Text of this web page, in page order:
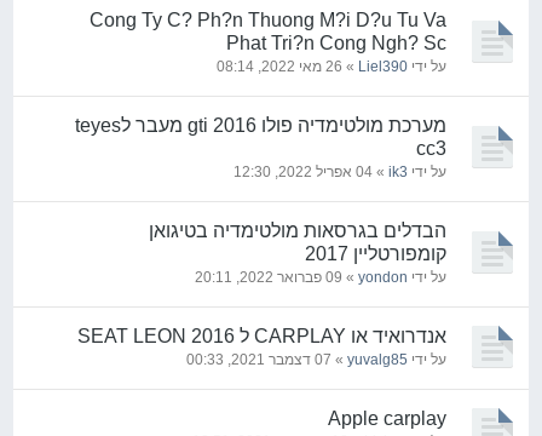
Cong Ty C? Ph?n Thuong M?i D?u Tu Va
Phat Tri?n Cong Ngh? Sc
על ידיLiel390 » 26 מאי 2022, 08:14
מערכת מולטימדיה פולו gti 2016 מעבר לteyes
cc3
על ידי ik3 » 04 אפריל 2022, 12:30
הבדלים בגרסאות מולטימדיה בטיגואן
קומפורטליין 2017
על ידי yondon » 09 פברואר 2022, 20:11
אנדרואיד או CARPLAY ל SEAT LEON 2016
על ידי yuvalg85 » 07 דצמבר 2021, 00:33
Apple carplay